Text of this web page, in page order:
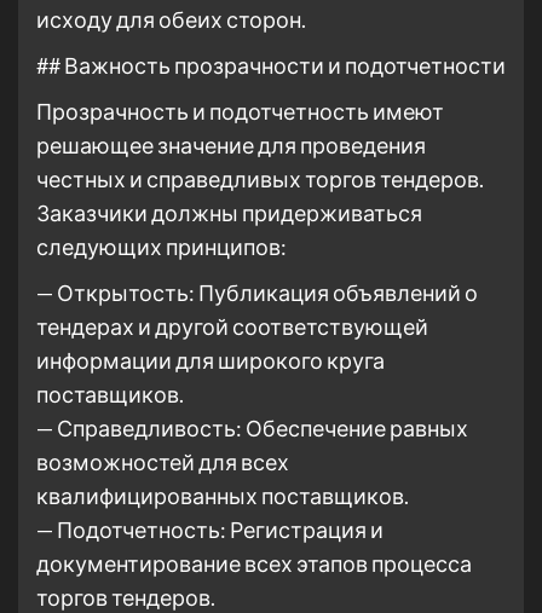
исходу для обеих сторон.
## Важность прозрачности и подотчетности
Прозрачность и подотчетность имеют
решающее значение для проведения
честных и справедливых торгов тендеров.
Заказчики должны придерживаться
следующих принципов:
— Открытость: Публикация объявлений о
тендерах и другой соответствующей
информации для широкого круга
поставщиков.
— Справедливость: Обеспечение равных
возможностей для всех
квалифицированных поставщиков.
— Подотчетность: Регистрация и
документирование всех этапов процесса
торгов тендеров.